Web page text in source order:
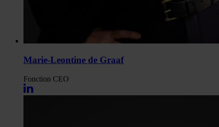
Marie-Leontine de Graaf
Fonction CEO